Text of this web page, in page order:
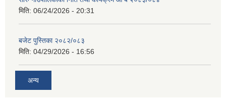
मिति: 06/24/2026 - 20:31
बजेट पुस्तिका २०८२/०८३
मिति: 04/29/2026 - 16:56
अन्य